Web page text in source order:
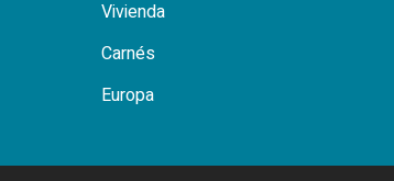
Vivienda
Carnés
Europa